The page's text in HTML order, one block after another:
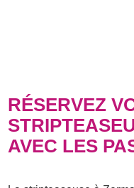
RÉSERVEZ
AVEC LES